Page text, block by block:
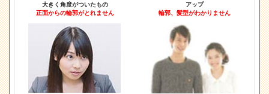
大きく角度がついたもの
正面からの輪郭がとれません
アップ
輪郭、髪型がわかりません